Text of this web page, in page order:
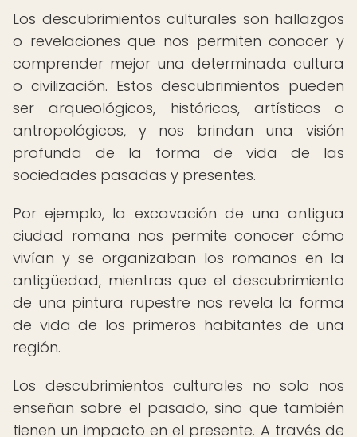
Los descubrimientos culturales son hallazgos
o revelaciones que nos permiten conocer y
comprender mejor una determinada cultura
o civilización. Estos descubrimientos pueden
ser arqueológicos, históricos, artísticos o
antropológicos, y nos brindan una visión
profunda de la forma de vida de las
sociedades pasadas y presentes.
Por ejemplo, la excavación de una antigua
ciudad romana nos permite conocer cómo
vivían y se organizaban los romanos en la
antigüedad, mientras que el descubrimiento
de una pintura rupestre nos revela la forma
de vida de los primeros habitantes de una
región.
Los descubrimientos culturales no solo nos
enseñan sobre el pasado, sino que también
tienen un impacto en el presente. A través de